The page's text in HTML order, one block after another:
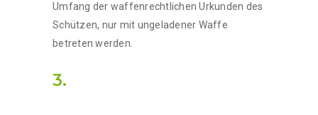
Umfang der waffenrechtlichen Urkunden des
Schützen, nur mit ungeladener Waffe
betreten werden.
3.